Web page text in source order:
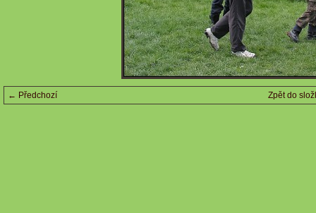
← Předchozí Zpět do